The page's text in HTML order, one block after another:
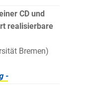
CD und
realisierbare
Bremen)
-